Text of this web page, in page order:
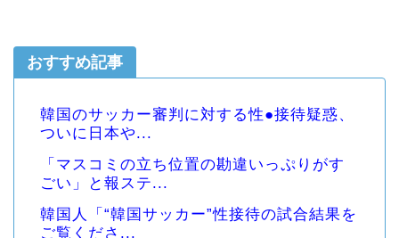
おすすめ記事
韓国のサッカー審判に対する性●接待疑惑、
ついに日本や...
「マスコミの立ち位置の勘違いっぷりがす
ごい」と報ステ...
韓国人「“韓国サッカー”性接待の試合結果を
ご覧くださ...